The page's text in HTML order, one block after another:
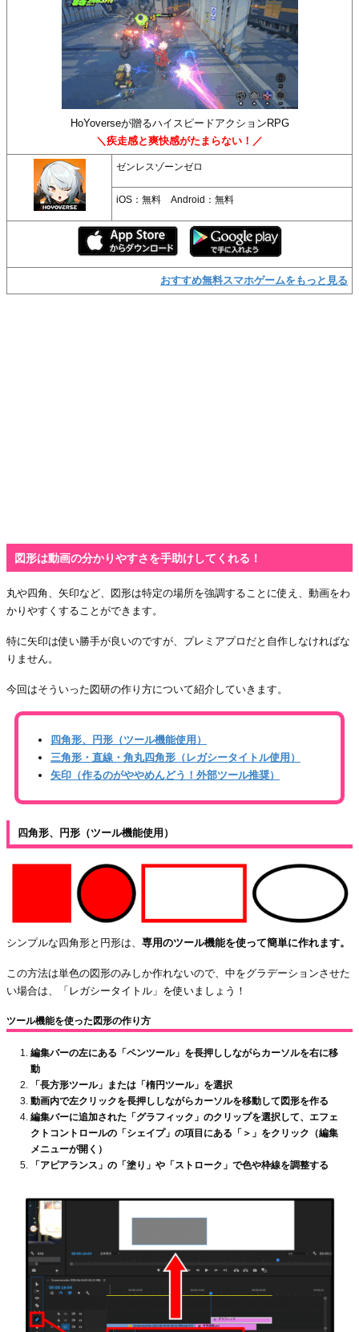
HoYoverseが贈るハイスピードアクションRPG
＼疾走感と爽快感がたまらない！／
ゼンレスゾーンゼロ
iOS：無料 Android：無料
おすすめ無料スマホゲームをもっと見る
図形は動画の分かりやすさを手助けしてくれる！
丸や四角、矢印など、図形は特定の場所を強調することに使え、動画をわ
かりやすくすることができます。
特に矢印は使い勝手が良いのですが、プレミアプロだと自作しなければな
りません。
今回はそういった図研の作り方について紹介していきます。
四角形、円形（ツール機能使用）
三角形・直線・角丸四角形（レガシータイトル使用）
矢印（作るのがややめんどう！外部ツール推奨）
四角形、円形（ツール機能使用）
シンプルな四角形と円形は、 専用のツール機能を使って簡単に作れます。
この方法は単色の図形のみしか作れないので、中をグラデーションさせた
い場合は、
「レガシータイトル」を使いましょう！
ツール機能を使った図形の作り方
編集バーの左にある「ペンツール」を長押ししながらカーソルを右に移
動
「長方形ツール」または「楕円ツール」を選択
動画内で左クリックを長押ししながらカーソルを移動して図形を作る
編集バーに追加された「グラフィック」のクリップを選択して、エフェ
クトコントロールの「シェイプ」の項目にある「＞」をクリック（編集
メニューが開く）
「アピアランス」の「塗り」や「ストローク」で色や枠線を調整する